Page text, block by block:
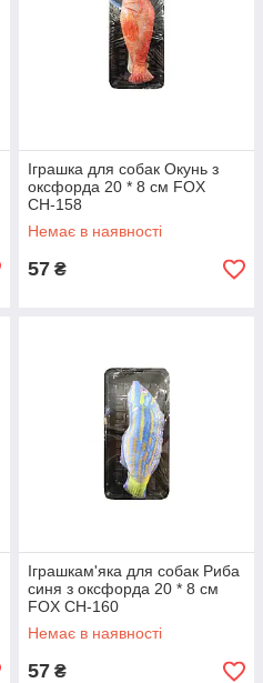
Іграшка для собак Окунь з
оксфорда 20 * 8 см FOX
СН-158
Немає в наявності
57 ₴
Іграшкам'яка для собак Риба
синя з оксфорда 20 * 8 см
FOX СН-160
Немає в наявності
57 ₴